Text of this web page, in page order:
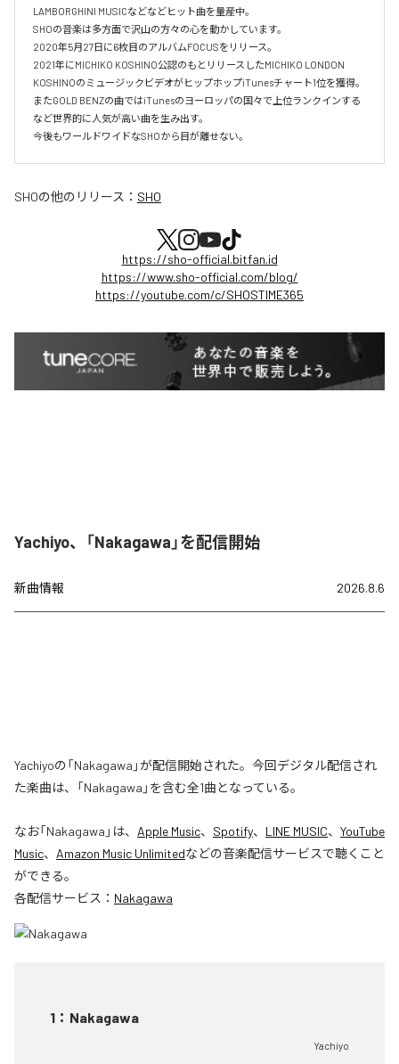
LAMBORGHINI MUSICなどなどヒット曲を量産中。
SHOの音楽は多方面で沢山の方々の心を動かしています。
2020年5月27日に6枚目のアルバムFOCUSをリリース。
2021年にMICHIKO KOSHINO公認のもとリリースしたMICHIKO LONDON
KOSHINOのミュージックビデオがヒップホップiTunesチャート1位を獲得。
またGOLD BENZの曲ではiTunesのヨーロッパの国々で上位ランクインする
など世界的に人気が高い曲を生み出す。
今後もワールドワイドなSHOから目が離せない。
SHOの他のリリース： SHO
https://sho-official.bitfan.id
https://www.sho-official.com/blog/
https://youtube.com/c/SHOSTIME365
Yachiyo、「Nakagawa」を配信開始
新曲情報 2026.8.6
Yachiyoの「Nakagawa」が配信開始された。今回デジタル配信され
た楽曲は、「Nakagawa」を含む全1曲となっている。
なお「Nakagawa 」は、 Apple Music、 Spotify、 LINE MUSIC、 YouTube
Music、 Amazon Music Unlimitedなどの音楽配信サービスで聴くこと
ができる。
各配信サービス： Nakagawa
1 ： Nakagawa
Yachiyo